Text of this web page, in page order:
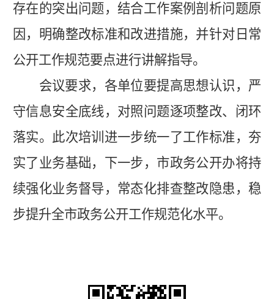
存在的突出问题，结合工作案例剖析问题原
因，明确整改标准和改进措施，并针对日常
公开工作规范要点进行讲解指导。
会议要求，各单位要提高思想认识，严
守信息安全底线，对照问题逐项整改、闭环
落实。此次培训进一步统一了工作标准，夯
实了业务基础，下一步，市政务公开办将持
续强化业务督导，常态化排查整改隐患，稳
步提升全市政务公开工作规范化水平。